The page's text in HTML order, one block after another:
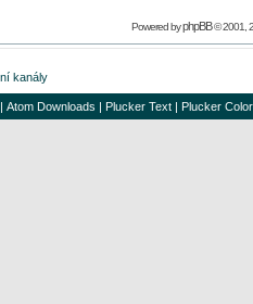
Powered byphpBB© 2001,
kanály
| Atom Downloads | Plucker Text | Plucker Color